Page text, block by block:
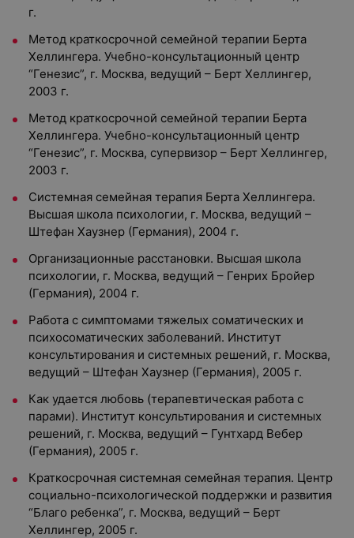
г.
Метод краткосрочной семейной терапии Берта
Хеллингера. Учебно-консультационный центр
“Генезис”, г. Москва, ведущий – Берт Хеллингер,
2003 г.
Метод краткосрочной семейной терапии Берта
Хеллингера. Учебно-консультационный центр
“Генезис”, г. Москва, супервизор – Берт Хеллингер,
2003 г.
Системная семейная терапия Берта Хеллингера.
Высшая школа психологии, г. Москва, ведущий –
Штефан Хаузнер (Германия), 2004 г.
Организационные расстановки. Высшая школа
психологии, г. Москва, ведущий – Генрих Бройер
(Германия), 2004 г.
Работа с симптомами тяжелых соматических и
психосоматических заболеваний. Институт
консультирования и системных решений, г. Москва,
ведущий – Штефан Хаузнер (Германия), 2005 г.
Как удается любовь (терапевтическая работа с
парами). Институт консультирования и системных
решений, г. Москва, ведущий – Гунтхард Вебер
(Германия), 2005 г.
Краткосрочная системная семейная терапия. Центр
социально-психологической поддержки и развития
“Благо ребенка”, г. Москва, ведущий – Берт
Хеллингер, 2005 г.